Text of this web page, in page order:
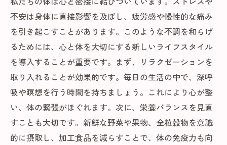
不安は身体に直接影響を及ぼし、疲労感や慢性的な痛み
を引き起こすことがあります。このような不調を和らげ
るためには、心と体を大切にする新しいライフスタイル
を導入することが重要です。まず、リラクゼーションを
取り入れることが効果的です。毎日の生活の中で、深呼
吸や瞑想を行う時間を持ちましょう。これにより心が整
い、体の緊張がほぐれます。次に、栄養バランスを見直
すことも大切です。新鮮な野菜や果物、全粒穀物を意識
的に摂取し、加工食品を減らすことで、体の免疫力も向